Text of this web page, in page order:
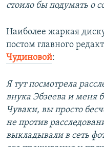
стоило бы подумать о
Наиболее жаркая
постом главного
Чудиновой:
Я тут посмотрела
внука Эбзеева и меня
Чуваки, вы просто
не против
выкладывали в сеть